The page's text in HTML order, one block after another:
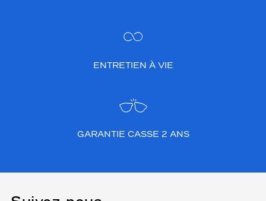
ENTRETIEN À VIE
GARANTIE CASSE 2 ANS